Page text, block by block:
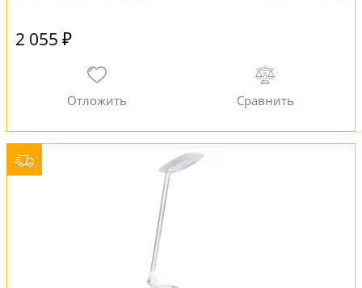
2 055 ₽